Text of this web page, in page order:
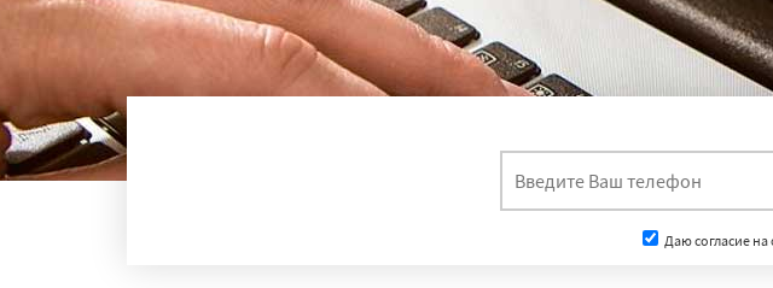
Даю согласие